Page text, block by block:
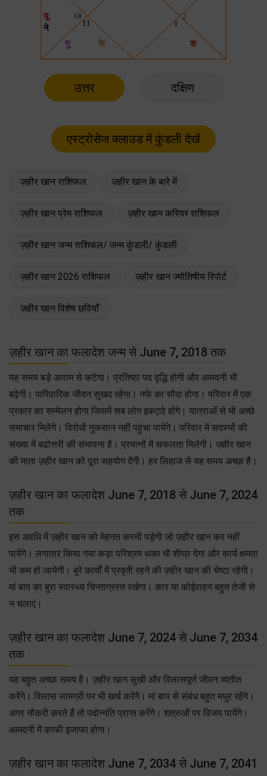
उत्तर दक्षिण
ज़हीर खान राशिफल ज़हीर खान के बारे में
ज़हीर खान प्रेम राशिफल ज़हीर खान करियर राशिफल
ज़हीर खान जन्म राशिफल/ जन्म कुंडली/ कुंडली
ज़हीर खान 2026 राशिफल ज़हीर खान ज्योतिषीय रिपोर्ट
ज़हीर खान विशेष छवियाँ
ज़हीर खान का फलादेश जन्म से June 7, 2018 तक
यह समय बड़े आराम से कटेगा। प्रतिष्ठा पद वृद्धि होगी और आमदनी भी
बढ़ेगी। पारिवारिक जीवन सुखद रहेगा। नफे का सौदा होगा। परिवार में एक
प्रकार का सम्मेलन होगा जिसमें सब लोग इकट्ठे होंगे। यात्राओं से भी अच्छे
समाचार मिलेंगे। विरोधी नुकसान नहीं पहुंचा पायेंगे। परिवार में सदस्यों की
संख्या में बढोत्तरी की संभावना है। प्रयत्नों में सफलता मिलेगी। ज़हीर खान
की माता ज़हीर खान को पूरा सहयोग देंगी। हर लिहाज से यह समय अच्छा है।
ज़हीर खान का फलादेश June 7, 2018 से June 7, 2024
तक
इस अवधि में ज़हीर खान को मेहनत करनी पड़ेगी जो ज़हीर खान कर नहीं
पायेंगे। लगातार किया गया कड़ा परिश्रम थका भी शीघ्र देगा और कार्य क्षमता
भी कम हो जायेगी। बुरे कार्यों में प्रवृती रहने की ज़हीर खान की चेष्टा रहेगी।
मां बाप का बुरा स्वास्थ्य चिन्ताग्रस्त रखेगा। कार या कोईवाहन बहुत तेजी से
न चलाएं।
ज़हीर खान का फलादेश June 7, 2024 से June 7, 2034
तक
यह बहुत अच्छा समय है। ज़हीर खान सुखी और विलासपूर्ण जीवन व्यतीत
करेंगे। विलास सामग्री पर भी खर्च करेंगे। मां बाप से संबंध बहुत मधुर रहेंगे।
अगर नौकरी करते हैं तो पदोन्नति प्राप्त करेंगे। शत्रुओं पर विजय पायेंगे।
आमदनी में काफी इजाफा होगा।
ज़हीर खान का फलादेश June 7, 2034 से June 7, 2041